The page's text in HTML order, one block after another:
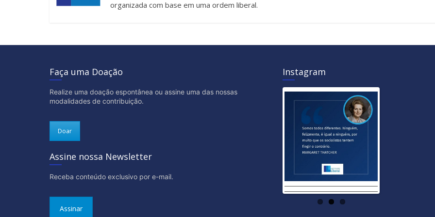
organizada com base em uma ordem liberal.
Faça uma Doação
Realize uma doação espontânea ou assine uma das nossas
modalidades de contribuição.
Doar
Assine nossa Newsletter
Receba conteúdo exclusivo por e-mail.
Assinar
Instagram